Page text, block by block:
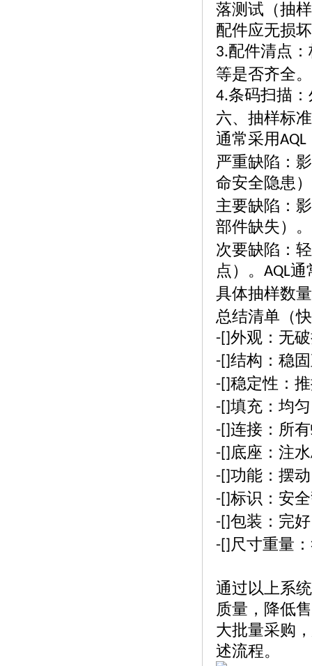
落测试（抽
配件应无损
3.配件清点
等是否齐全。
4.条码扫描
六、抽样标准
通常采用AQL
严重缺陷：
命安全隐患
主要缺陷：
部件缺失）。
次要缺陷：
点）。 AQL通
具体抽样数
总结清单（
-[] 外观：无
-[] 结构：稳
-[] 稳定性：
-[] 填充：均
-[] 连接：所
-[] 底座：注水
-[] 功能：摆
-[] 标识：安
-[] 包装：完
-[] 尺寸重量
通过以上系
质量，降低
大批量采购
述流程。